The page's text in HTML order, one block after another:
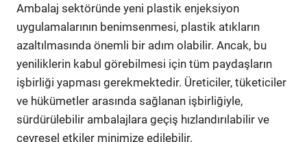
Ambalaj sektöründe yeni plastik enjeksiyon
uygulamalarının benimsenmesi, plastik atıkların
azaltılmasında önemli bir adım olabilir. Ancak, bu
yeniliklerin kabul görebilmesi için tüm paydaşların
işbirliği yapması gerekmektedir. Üreticiler, tüketiciler
ve hükümetler arasında sağlanan işbirliğiyle,
sürdürülebilir ambalajlara geçiş hızlandırılabilir ve
çevresel etkiler minimize edilebilir.